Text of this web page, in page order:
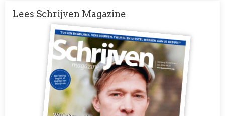
Lees Schrijven Magazine
Afbeelding